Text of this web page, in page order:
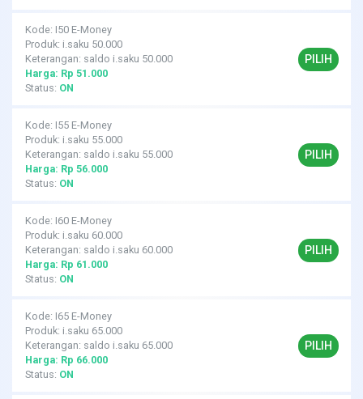
Kode: I50 E-Money
Produk: i.saku 50.000
Keterangan: saldo i.saku 50.000
Harga: Rp 51.000
Status: ON
PILIH
Kode: I55 E-Money
Produk: i.saku 55.000
Keterangan: saldo i.saku 55.000
Harga: Rp 56.000
Status: ON
PILIH
Kode: I60 E-Money
Produk: i.saku 60.000
Keterangan: saldo i.saku 60.000
Harga: Rp 61.000
Status: ON
PILIH
Kode: I65 E-Money
Produk: i.saku 65.000
Keterangan: saldo i.saku 65.000
Harga: Rp 66.000
Status: ON
PILIH